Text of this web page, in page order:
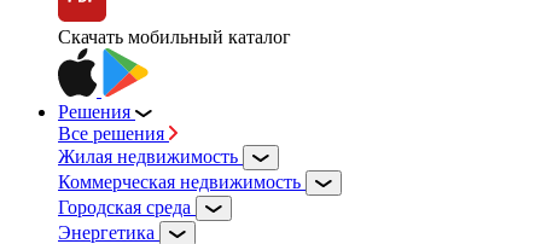
Скачать мобильный каталог
Решения
Все решения
Жилая недвижимость
Коммерческая недвижимость
Городская среда
Энергетика